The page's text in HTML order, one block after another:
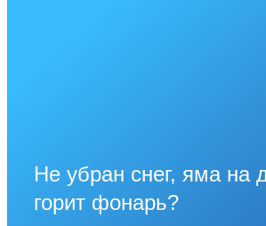
Не убран снег, яма на
горит фонарь?